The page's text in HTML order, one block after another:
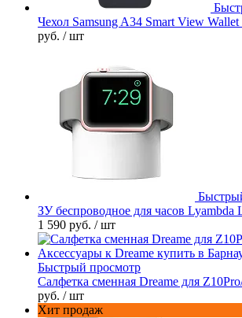
Чехол Samsung A34 Smart View
руб. / шт
ЗУ беспроводное для часов
1 590 руб. / шт
Быстрый просмотр
Салфетка сменная Dreame для
руб. / шт
Хит продаж